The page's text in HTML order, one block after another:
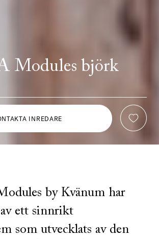
Modules björk
INREDARE
by Kvänum har
ett sinnrikt
som utvecklats av den